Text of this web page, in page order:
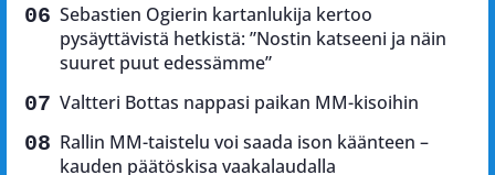
Sebastien Ogierin kartanlukija kertoo
pysäyttävistä hetkistä: ”Nostin katseeni ja näin
suuret puut edessämme”
Valtteri Bottas nappasi paikan MM-kisoihin
Rallin MM-taistelu voi saada ison käänteen –
kauden päätöskisa vaakalaudalla